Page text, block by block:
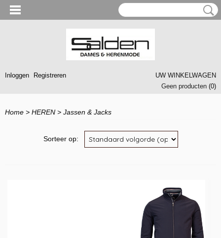
Inloggen Registreren
UW WINKELWAGEN
Geen producten (0)
Home > HEREN > Jassen & Jacks
Sorteer op: